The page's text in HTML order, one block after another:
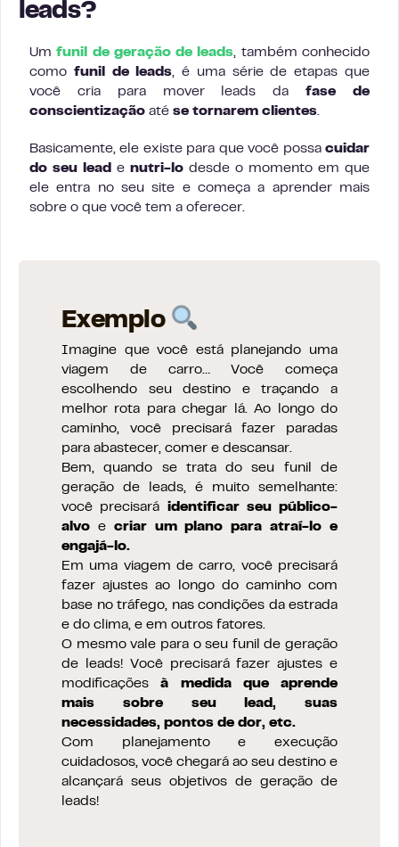
leads?
Umfunil de geração de leads, também conhecido
como funil de leads, é uma série de etapas que
você cria para mover leads dafase de
conscientização até se tornarem clientes.
Basicamente, ele existe para que você possa cuidar
do seu lead
e nutri-lo desde o momento em que
ele entra no seu site e começa a aprender mais
sobre o que você tem a oferecer.
Exemplo
Imagine que você está planejando uma
viagem de carro… Você começa
escolhendo seu destino e traçando a
melhor rota para chegar lá. Ao longo do
caminho, você precisará fazer paradas
para abastecer, comer e descansar.
Bem, quando se trata do seu funil de
geração de leads, é muito semelhante:
você precisará identificar seu público-
alvo e criar um plano para atraí-lo e
engajá-lo.
Em uma viagem de carro, você precisará
fazer ajustes ao longo do caminho com
base no tráfego, nas condições da estrada
e do clima, e em outros fatores.
O mesmo vale para o seu funil de geração
de leads! Você precisará fazer ajustes e
modificaçõesà medida que aprende
mais sobre seu lead, suas
necessidades, pontos de dor, etc.
Com planejamento e execução
cuidadosos, você chegará ao seu destino e
alcançará seus objetivos de geração de
leads!